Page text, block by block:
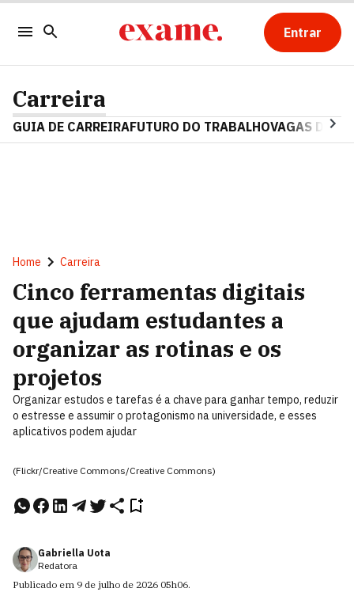
Entrar
Carreira
GUIA DE CARREIRAFUTURO DO TRABALHOVAGAS DE
Home Carreira
Cinco ferramentas digitais
que ajudam estudantes a
organizar as rotinas e os
projetos
Organizar estudos e tarefas é a chave para ganhar tempo, reduzir
o estresse e assumir o protagonismo na universidade, e esses
aplicativos podem ajudar
(Flickr/Creative Commons/Creative Commons)
Gabriella Uota
Redatora
Publicado em 9 de julho de 2026 05h06.